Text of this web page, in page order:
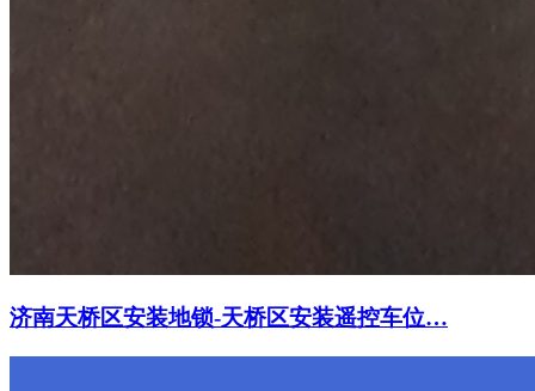
济南天桥区安装地锁-天桥区安装遥控车位…